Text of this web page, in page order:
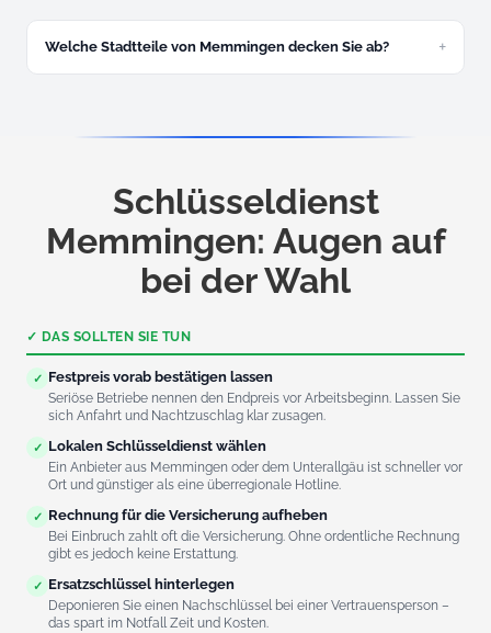
Nachtzuschlag wird Ihnen vorab am Telefon genannt – Sie
wissen also immer, woran Sie sind.
Welche Stadtteile von Memmingen decken Sie ab?
Schlüsseldienst
Memmingen: Augen auf
bei der Wahl
✓ DAS SOLLTEN SIE TUN
✓ Festpreis vorab bestätigen lassen
Seriöse Betriebe nennen den Endpreis vor Arbeitsbeginn. Lassen Sie
sich Anfahrt und Nachtzuschlag klar zusagen.
✓ Lokalen Schlüsseldienst wählen
Ein Anbieter aus Memmingen oder dem Unterallgäu ist schneller vor
Ort und günstiger als eine überregionale Hotline.
✓ Rechnung für die Versicherung aufheben
Bei Einbruch zahlt oft die Versicherung. Ohne ordentliche Rechnung
gibt es jedoch keine Erstattung.
✓ Ersatzschlüssel hinterlegen
Deponieren Sie einen Nachschlüssel bei einer Vertrauensperson –
das spart im Notfall Zeit und Kosten.